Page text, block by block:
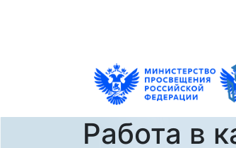
Работа в